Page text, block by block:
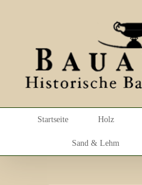
Startseite Holz
Sand & Lehm